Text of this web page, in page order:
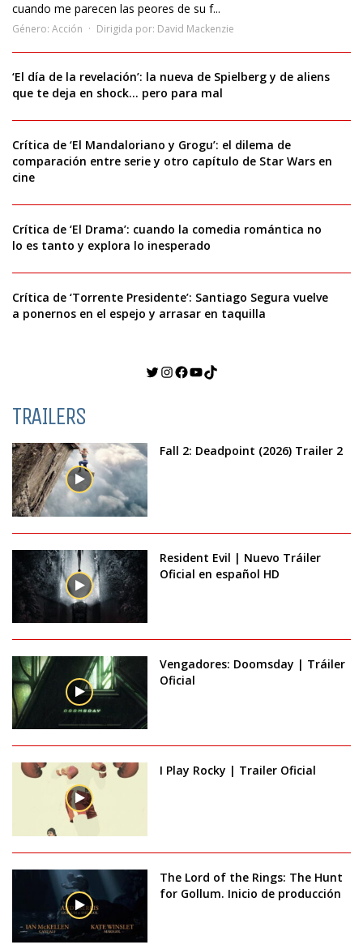
cuando me parecen las peores de su f...
Género: Acción Dirigida por: David Mackenzie
‘El día de la revelación’: la nueva de Spielberg y de aliens
que te deja en shock… pero para mal
Crítica de ‘El Mandaloriano y Grogu’: el dilema de
comparación entre serie y otro capítulo de Star Wars en
cine
Crítica de ‘El Drama’: cuando la comedia romántica no
lo es tanto y explora lo inesperado
Crítica de ‘Torrente Presidente’: Santiago Segura vuelve
a ponernos en el espejo y arrasar en taquilla
Twitter
Instagram
Facebook
YouTube
TikTok
TRAILERS
Fall 2: Deadpoint (2026) Trailer 2
Resident Evil | Nuevo Tráiler
Oficial en español HD
Vengadores: Doomsday | Tráiler
Oficial
I Play Rocky | Trailer Oficial
The Lord of the Rings: The Hunt
for Gollum. Inicio de producción